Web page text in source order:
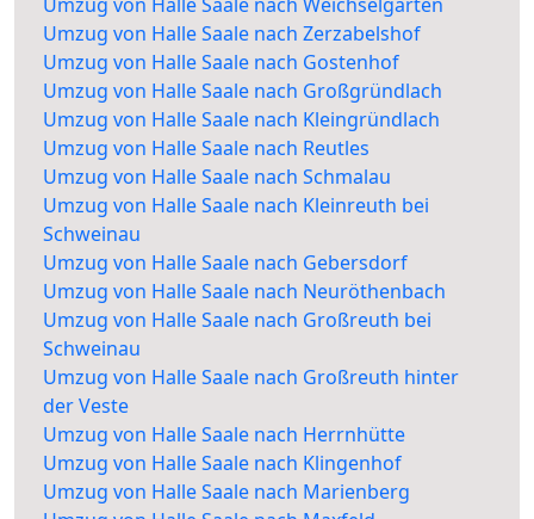
Umzug von Halle Saale nach Zerzabelshof
Umzug von Halle Saale nach Gostenhof
Umzug von Halle Saale nach Großgründlach
Umzug von Halle Saale nach Kleingründlach
Umzug von Halle Saale nach Reutles
Umzug von Halle Saale nach Schmalau
Umzug von Halle Saale nach Kleinreuth bei
Schweinau
Umzug von Halle Saale nach Gebersdorf
Umzug von Halle Saale nach Neuröthenbach
Umzug von Halle Saale nach Großreuth bei
Schweinau
Umzug von Halle Saale nach Großreuth hinter
der Veste
Umzug von Halle Saale nach Herrnhütte
Umzug von Halle Saale nach Klingenhof
Umzug von Halle Saale nach Marienberg